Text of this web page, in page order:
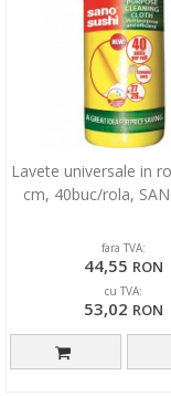
Lavete universale in
cm, 40buc/rola,
fara TVA:
44,55 RON
cu TVA:
53,02 RON